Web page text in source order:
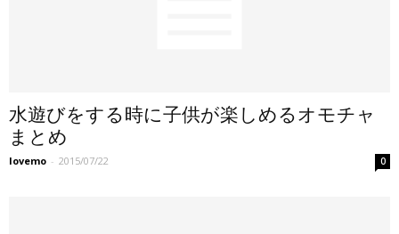
水遊びをする時に子供が楽しめるオモチャ
まとめ
lovemo - 2015/07/22 0